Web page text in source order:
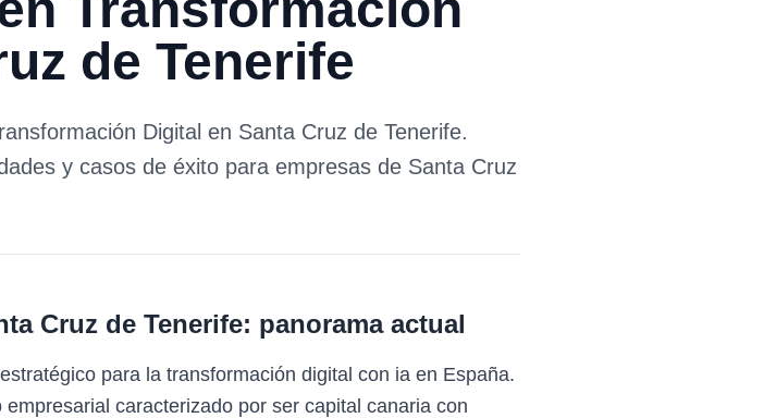
de Tenerife
Digital en Santa Cruz de Tenerife.
y casos de éxito para empresas de Santa Cruz
Cruz de Tenerife: panorama actual
para la transformación digital con ia en España.
caracterizado por ser capital canaria con